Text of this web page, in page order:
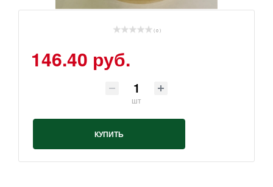
( 0 )
146.40 руб.
шт
КУПИТЬ